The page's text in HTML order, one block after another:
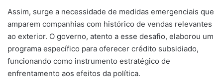
Assim, surge a necessidade de medidas emergenciais que
amparem companhias com histórico de vendas relevantes
ao exterior. O governo, atento a esse desafio, elaborou um
programa específico para oferecer crédito subsidiado,
funcionando como instrumento estratégico de
enfrentamento aos efeitos da política.